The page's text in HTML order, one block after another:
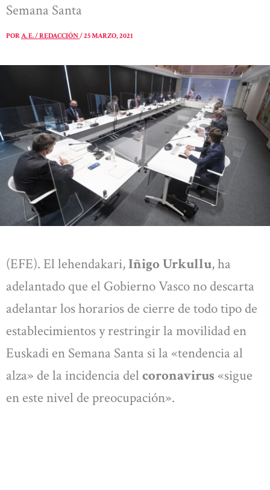
Semana Santa
PORA. E. / REDACCIÓN/25 MARZO, 2021
(EFE). El lehendakari,Iñigo Urkullu, ha
adelantado que el Gobierno Vasco no descarta
adelantar los horarios de cierre de todo tipo de
establecimientos y restringir la movilidad en
Euskadi en Semana Santa si la «tendencia al
alza» de la incidencia del coronavirus «sigue
en este nivel de preocupación».